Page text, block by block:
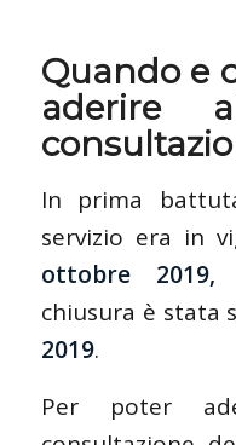
Quando e
aderire
In prima
servizio era in
ottobre 2019,
chiusura è stata
2019.
Per poter